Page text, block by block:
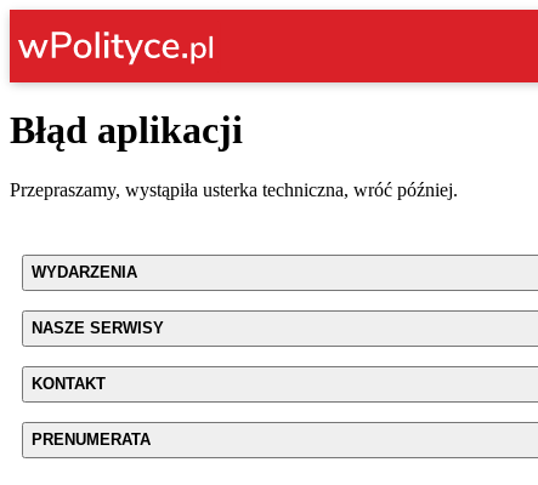
Błąd aplikacji
Przepraszamy, wystąpiła usterka techniczna, wróć później.
WYDARZENIA
NASZE SERWISY
KONTAKT
PRENUMERATA